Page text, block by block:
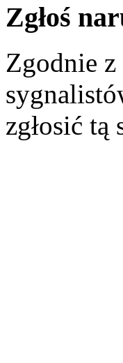
Zgłoś
Zgodnie z
zgłosić tą